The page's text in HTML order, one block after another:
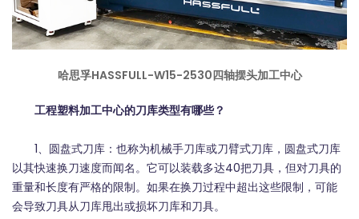
哈思孚HASSFULL-W15-2530四轴摆头加工中心
工程塑料加工中心的刀库类型有哪些？
1、圆盘式刀库：也称为机械手刀库或刀臂式刀库，圆盘式刀库
以其快速换刀速度而闻名。它可以装载多达40把刀具，但对刀具的
重量和长度有严格的限制。如果在换刀过程中超出这些限制，可能
会导致刀具从刀库甩出或损坏刀库和刀具。